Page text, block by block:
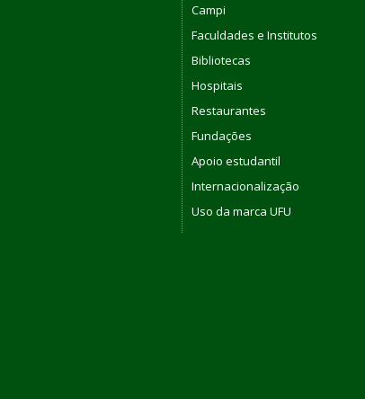
Campi
Faculdades e Institutos
Bibliotecas
Hospitais
Restaurantes
Fundações
Apoio estudantil
Internacionalização
Uso da marca UFU